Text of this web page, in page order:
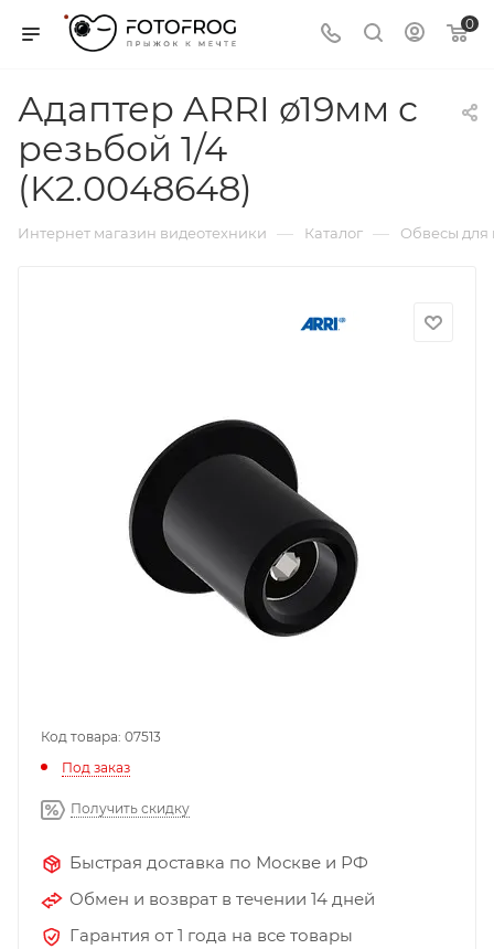
0
Адаптер ARRI ø19мм с
резьбой 1/4
(K2.0048648)
Интернет магазин видеотехники — Каталог — Обвесы для
Код товара: 07513
Под заказ
Получить скидку
Быстрая доставка по Москве и РФ
Обмен и возврат в течении 14 дней
Гарантия от 1 года на все товары